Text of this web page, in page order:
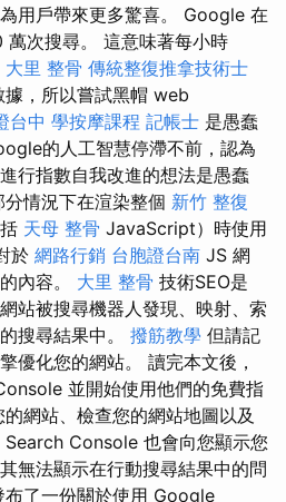
用戶帶來更多驚喜。 Google 在
次搜尋。 這意味著每小時
大里 整骨 傳統整復推拿技術士
，所以嘗試黑帽 web
台中 學按摩課程 記帳士 是愚蠢
的人工智慧停滯不前，認為
行指數自我改進的想法是愚蠢
情況下在渲染整個 新竹 整復
天母 整骨 JavaScript）時使用
於 網路行銷 台胞證台南 JS 網
內容。 大里 整骨 技術SEO是
站被搜尋機器人發現、映射、索
搜尋結果中。 撥筋教學 但請記
優化您的網站。 讀完本文後，
並開始使用他們的免費指
網站、檢查您的網站地圖以及
Console 也會向您顯示您
無法顯示在行動搜尋結果中的問
了一份關於使用 Google